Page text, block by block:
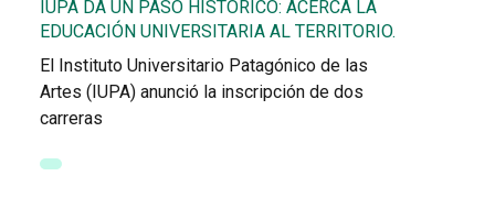
IUPA DA UN PASO HISTÓRICO: ACERCA LA
EDUCACIÓN UNIVERSITARIA AL TERRITORIO.
El Instituto Universitario Patagónico de las
Artes (IUPA) anunció la inscripción de dos
carreras